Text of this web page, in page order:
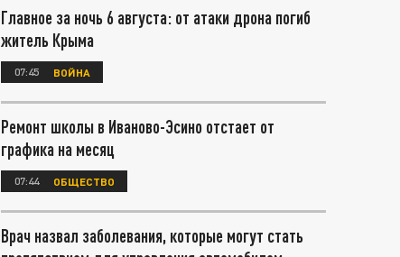
Главное за ночь 6 августа: от атаки дрона погиб
житель Крыма
07:45 ВОЙНА
Ремонт школы в Иваново-Эсино отстает от
графика на месяц
07:44 ОБЩЕСТВО
Врач назвал заболевания, которые могут стать